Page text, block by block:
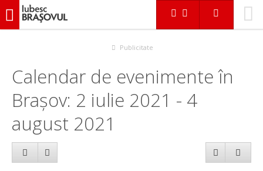
iubescbraşovul.ro
Publicitate
Calendar de evenimente în
Brașov: 2 iulie 2021 - 4
august 2021